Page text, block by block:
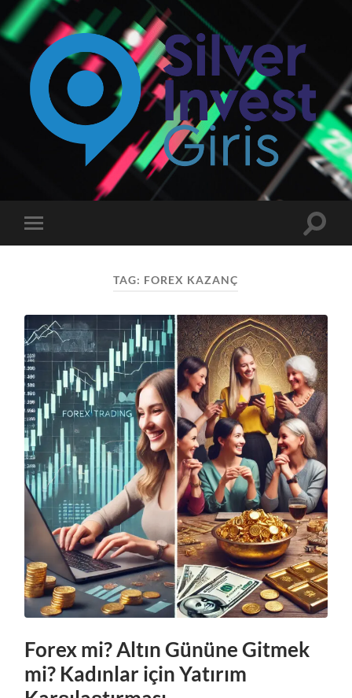
mobile
Toggle
TAG: FOREX KAZANÇ
Forex mi? Altın Gününe Gitmek
mi? Kadınlar için Yatırım